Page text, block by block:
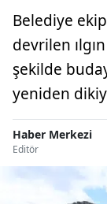
Belediye
devrilen
şekilde
yeniden
Haber Merkezi
Editör